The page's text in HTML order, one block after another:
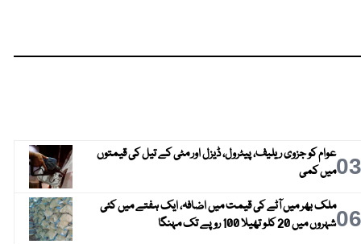
03عوام کو جزوی ریلیف، پیٹرول، ڈیزل اور مٹی کے تیل کی قیمتوں
میں کمی
06ملک بھر میں آٹے کی قیمت میں اضافہ، ایک ہفتے میں کئی
شہروں میں 20 کلو تھیلا 100 روپے تک مہنگا